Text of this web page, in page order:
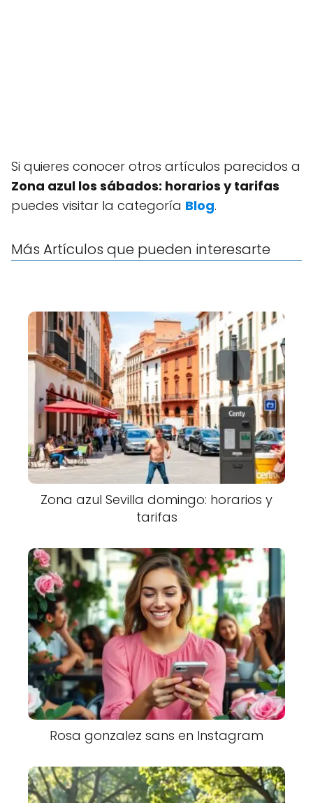
Si quieres conocer otros artículos parecidos a
Zona azul los sábados: horarios y tarifas
puedes visitar la categoría Blog.
Más Artículos que pueden interesarte
Zona azul Sevilla domingo: horarios y
tarifas
Rosa gonzalez sans en Instagram